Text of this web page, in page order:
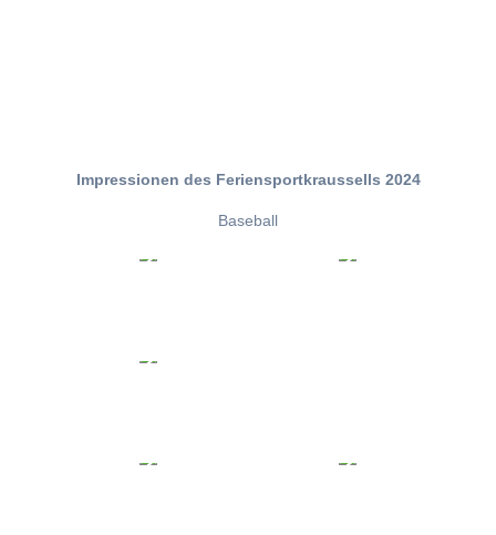
Impressionen des Feriensportkraussells 2024
Baseball